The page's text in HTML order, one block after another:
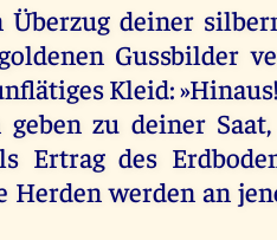
Überzug deiner
Gussbilder
Kleid: »Hinaus
geben zu deiner Saat
Ertrag des
Herden werden an